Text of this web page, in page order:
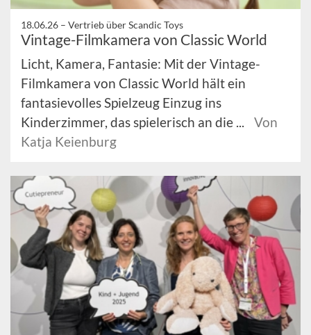
18.06.26 – Vertrieb über Scandic Toys
Vintage-Filmkamera von Classic World
Licht, Kamera, Fantasie: Mit der Vintage-
Filmkamera von Classic World hält ein
fantasievolles Spielzeug Einzug ins
Kinderzimmer, das spielerisch an die ...
Von
Katja Keienburg